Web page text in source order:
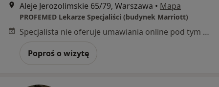
Aleje Jerozolimskie 65/79, Warszawa • Mapa
PROFEMED Lekarze Specjaliści (budynek Marriott)
Specjalista nie oferuje umawiania online pod tym adresem.
Poproś o wizytę